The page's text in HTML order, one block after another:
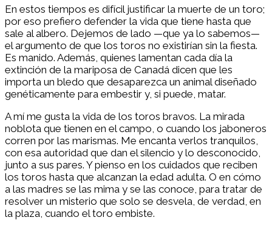
En estos tiempos es difícil justificar la muerte de un toro;
por eso prefiero defender la vida que tiene hasta que
sale al albero. Dejemos de lado —que ya lo sabemos—
el argumento de que los toros no existirían sin la fiesta.
Es manido. Además, quienes lamentan cada día la
extinción de la mariposa de Canadá dicen que les
importa un bledo que desaparezca un animal diseñado
genéticamente para embestir y, si puede, matar.
A mí me gusta la vida de los toros bravos. La mirada
noblota que tienen en el campo, o cuando los jaboneros
corren por las marismas. Me encanta verlos tranquilos,
con esa autoridad que dan el silencio y lo desconocido,
junto a sus pares. Y pienso en los cuidados que reciben
los toros hasta que alcanzan la edad adulta. O en cómo
a las madres se las mima y se las conoce, para tratar de
resolver un misterio que solo se desvela, de verdad, en
la plaza, cuando el toro embiste.